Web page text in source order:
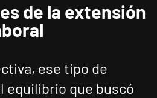
de la extensión
ese tipo de
equilibrio que buscó